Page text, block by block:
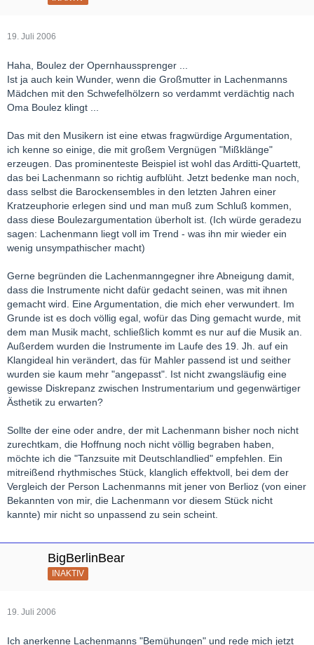
19. Juli 2006
Haha, Boulez der Opernhaussprenger ...
Ist ja auch kein Wunder, wenn die Großmutter in Lachenmanns
Mädchen mit den Schwefelhölzern so verdammt verdächtig nach
Oma Boulez klingt ...
Das mit den Musikern ist eine etwas fragwürdige Argumentation,
ich kenne so einige, die mit großem Vergnügen "Mißklänge"
erzeugen. Das prominenteste Beispiel ist wohl das Arditti-Quartett,
das bei Lachenmann so richtig aufblüht. Jetzt bedenke man noch,
dass selbst die Barockensembles in den letzten Jahren einer
Kratzeuphorie erlegen sind und man muß zum Schluß kommen,
dass diese Boulezargumentation überholt ist. (Ich würde geradezu
sagen: Lachenmann liegt voll im Trend - was ihn mir wieder ein
wenig unsympathischer macht)
Gerne begründen die Lachenmanngegner ihre Abneigung damit,
dass die Instrumente nicht dafür gedacht seinen, was mit ihnen
gemacht wird. Eine Argumentation, die mich eher verwundert. Im
Grunde ist es doch völlig egal, wofür das Ding gemacht wurde, mit
dem man Musik macht, schließlich kommt es nur auf die Musik an.
Außerdem wurden die Instrumente im Laufe des 19. Jh. auf ein
Klangideal hin verändert, das für Mahler passend ist und seither
wurden sie kaum mehr "angepasst". Ist nicht zwangsläufig eine
gewisse Diskrepanz zwischen Instrumentarium und gegenwärtiger
Ästhetik zu erwarten?
Sollte der eine oder andre, der mit Lachenmann bisher noch nicht
zurechtkam, die Hoffnung noch nicht völlig begraben haben,
möchte ich die "Tanzsuite mit Deutschlandlied" empfehlen. Ein
mitreißend rhythmisches Stück, klanglich effektvoll, bei dem der
Vergleich der Person Lachenmanns mit jener von Berlioz (von einer
Bekannten von mir, die Lachenmann vor diesem Stück nicht
kannte) mir nicht so unpassend zu sein scheint.
BigBerlinBear
INAKTIV
19. Juli 2006
Ich anerkenne Lachenmanns "Bemühungen" und rede mich jetzt